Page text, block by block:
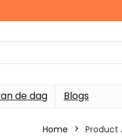
de dag Blogs
Home Product